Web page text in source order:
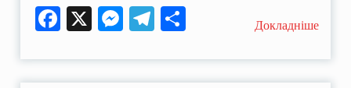
Facebook
X Messenger
Telegram
Поділитися
Докладніше